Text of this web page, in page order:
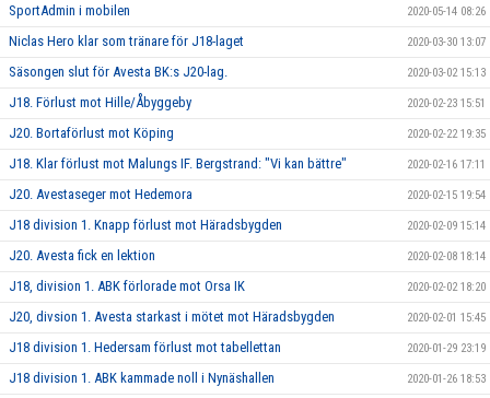
SportAdmin i mobilen 2020-05-14 08:26
Niclas Hero klar som tränare för J18-laget 2020-03-30 13:07
Säsongen slut för Avesta BK:s J20-lag. 2020-03-02 15:13
J18. Förlust mot Hille/Åbyggeby 2020-02-23 15:51
J20. Bortaförlust mot Köping 2020-02-22 19:35
J18. Klar förlust mot Malungs IF. Bergstrand: "Vi kan bättre" 2020-02-16 17:11
J20. Avestaseger mot Hedemora 2020-02-15 19:54
J18 division 1. Knapp förlust mot Häradsbygden 2020-02-09 15:14
J20. Avesta fick en lektion 2020-02-08 18:14
J18, division 1. ABK förlorade mot Orsa IK 2020-02-02 18:20
J20, divsion 1. Avesta starkast i mötet mot Häradsbygden 2020-02-01 15:45
J18 division 1. Hedersam förlust mot tabellettan 2020-01-29 23:19
J18 division 1. ABK kammade noll i Nynäshallen 2020-01-26 18:53